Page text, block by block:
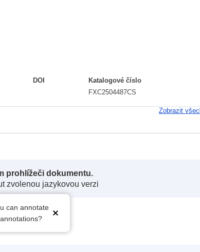
DOI
Katalogové číslo
FXC2504487CS
Zobrazit
prohlížeči dokumentu.
zvolenou jazykovou verzi
can annotate